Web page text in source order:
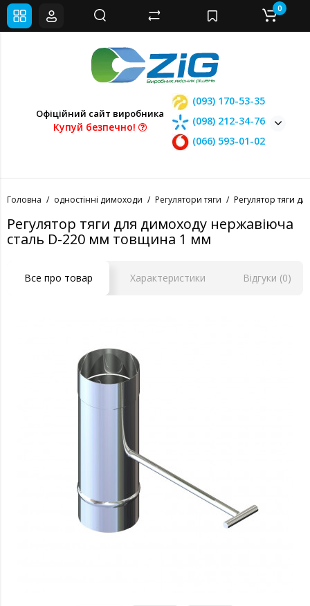
Офіційний сайт виробника
Купуй безпечно!
(093) 170-53-35
(098) 212-34-76
(066) 593-01-02
0
Головна одностінні димоходи Регулятори тяги Регулятор тяги
Регулятор тяги для димоходу нержавіюча
сталь D-220 мм товщина 1 мм
Все про товар Характеристики Відгуки (0)